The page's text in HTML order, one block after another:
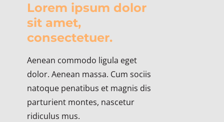
Lorem ipsum dolor
sit amet,
consectetuer.
Aenean commodo ligula eget
dolor. Aenean massa. Cum sociis
natoque penatibus et magnis dis
parturient montes, nascetur
ridiculus mus.